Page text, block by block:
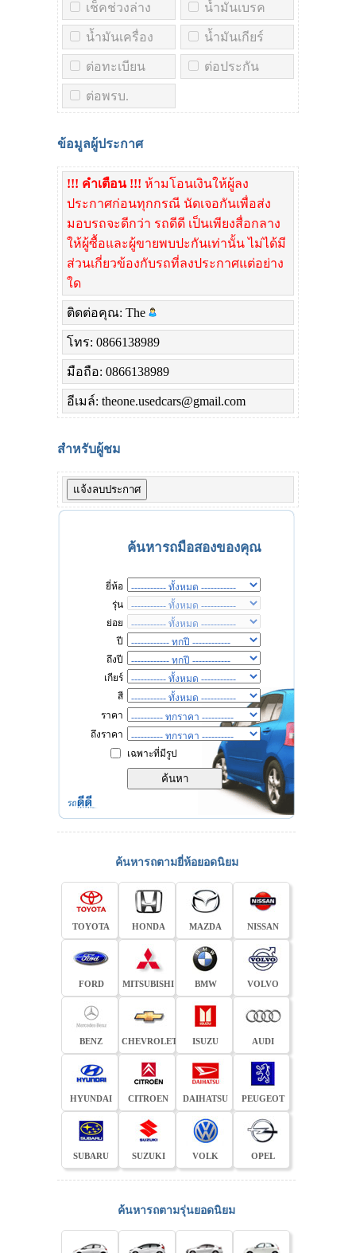
เช็คช่วงล่าง น้ำมันเบรค
น้ำมันเครื่อง น้ำมันเกียร์
ต่อทะเบียน ต่อประกัน
ต่อพรบ.
ข้อมูลผู้ประกาศ
!!! คำเตือน !!! ห้ามโอนเงินให้ผู้ลง
ประกาศก่อนทุกกรณี นัดเจอกันเพื่อส่ง
มอบรถจะดีกว่า รถดีดี เป็นเพียงสื่อกลาง
ให้ผู้ซื้อและผู้ขายพบปะกันเท่านั้น ไม่ได้มี
ส่วนเกี่ยวข้องกับรถที่ลงประกาศแต่อย่าง
ใด
ติดต่อคุณ: The
โทร: 0866138989
มือถือ: 0866138989
อีเมล์: theone.usedcars@gmail.com
สำหรับผู้ชม
ค้นหารถมือสองของคุณ
ยี่ห้อ
รุ่น
ย่อย
ปี
ถึงปี
เกียร์
สี
ราคา
ถึงราคา
เฉพาะที่มีรูป
ค้นหารถตามยี่ห้อยอดนิยม
TOYOTA HONDA MAZDA NISSAN
FORD MITSUBISHI BMW VOLVO
BENZ CHEVROLET ISUZU AUDI
HYUNDAI CITROEN DAIHATSU PEUGEOT
SUBARU SUZUKI VOLK OPEL
ค้นหารถตามรุ่นยอดนิยม